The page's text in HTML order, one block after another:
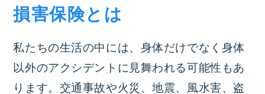
損害保険とは
私たちの生活の中には、身体だけでなく身体
以外のアクシデントに見舞われる可能性もあ
ります。交通事故や火災、地震、風水害、盗